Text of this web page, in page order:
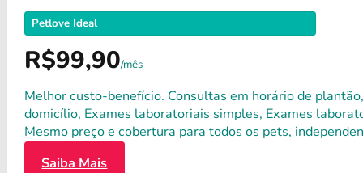
Petlove Ideal
R$99,90/mês
Melhor custo-benefício. Consultas em horário de
domicílio, Exames laboratoriais simples, Exames
Mesmo preço e cobertura para todos os pets,
Saiba Mais